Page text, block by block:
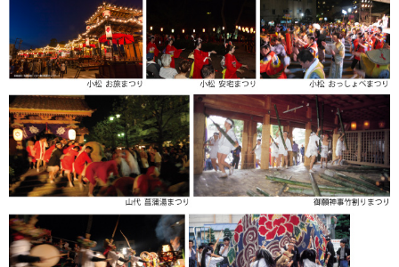
金沢・祭りの森佐
お祭り衣装・お祭り用品のご相談は金沢・森佐へお気軽にお問
い合わせください。
伝統行事、お祭りで地域に笑顔を！！
076-237-8888
営業時間 10:00-18:00 〒920-0061金沢市問屋町2丁目85
(FAX076-237-7150)
人形の森佐は12月〜4月末まで土曜、日曜も営業。
お問い合わせ